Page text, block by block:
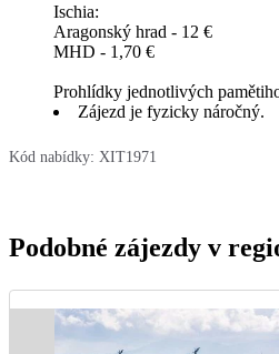
Ischia:
Aragonský hrad - 12 €
MHD - 1,70 €
Prohlídky jednotlivých
Zájezd je fyzicky náročný.
Kód nabídky: XIT1971
Podobné zájezdy v